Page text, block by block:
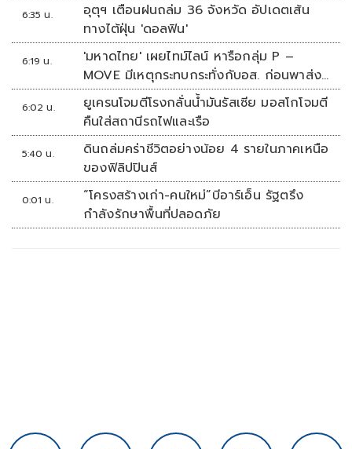
6:35 น.
อุตุฯ เตือนฝนถล่ม 36 จังหวัด อัปเดตเส้น
ทางไต้ฝุ่น 'ดอลฟิน'
6:19 น.
'มหาดไทย' เผยไทม์ไลน์ หารือกลุ่ม P –
MOVE มีเหตุกระทบกระทั่งกับอส. ก่อนพาส่ง
ขึ้นรถกลับ
6:02 น.
ยูเครนโจมตีโรงกลั่นน้ำมันรัสเซีย มอสโกโจมตี
คืนใส่สถานีรถไฟและเรือ
5:40 น.
ดินถล่มคร่าชีวิตอย่างน้อย 4 รายในภาคเหนือ
ของฟิลิปปินส์
0:01 น.
“โครงสร้างเก่า-คนใหม่”บีอาร์เอ็น รัฐตรึง
กำลังรักษาพื้นที่ปลอดภัย